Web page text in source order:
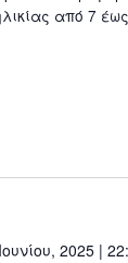
από 7
2025 |